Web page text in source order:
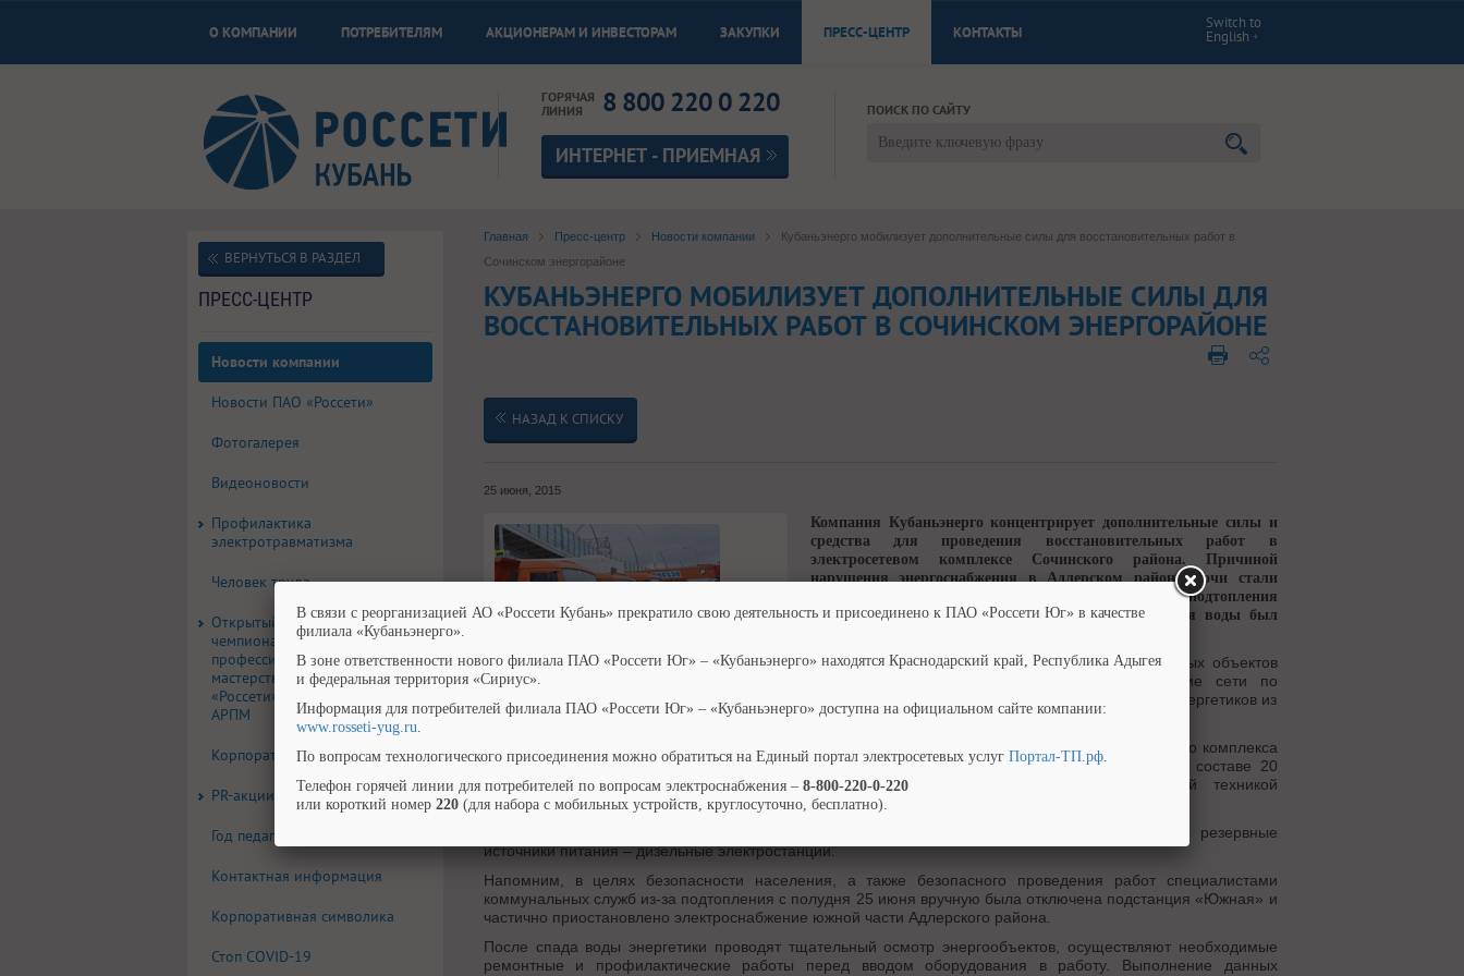
О КОМПАНИИ ПОТРЕБИТЕЛЯМ АКЦИОНЕРАМ И ИНВЕСТОРАМ ЗАКУПКИ ПРЕСС-ЦЕНТР КОНТАКТЫ
Switch to
English
ГОРЯЧАЯ
ЛИНИЯ
8 800 220 0 220
ИНТЕРНЕТ - ПРИЕМНАЯ
ПОИСК ПО САЙТУ
Главная Пресс-центр Новости компании
Кубаньэнерго мобилизует дополнительные силы для восстановительных работ в
Сочинском энергорайоне
КУБАНЬЭНЕРГО МОБИЛИЗУЕТ ДОПОЛНИТЕЛЬНЫЕ СИЛЫ ДЛЯ
ВОССТАНОВИТЕЛЬНЫХ РАБОТ В СОЧИНСКОМ ЭНЕРГОРАЙОНЕ
НАЗАД К СПИСКУ
25 июня, 2015
Компания Кубаньэнерго концентрирует дополнительные силы и
средства для проведения восстановительных работ в
электросетевом комплексе Сочинского района. Причиной
нарушения энергоснабжения в Адлерском районе Сочи стали
продолжительные ливневые дожди и, как следствие, подтопления
населенных пунктов района. Резкий подъем уровня воды был
Для обеспечения функционирования электросетевых объектов
в филиал Кубаньэнерго Сочинские электрические сети по
решению руководства Компании оперативно мобилизованы и направлены порядка 25 бригад энергетиков из
всех 11 филиалов Кубаньэнерго.
В ликвидации последствий стихийного бедствия на объектах распределительного электросетевого комплекса
в настоящее время задействовано порядка 70 энергетиков Сочинских электрических сетей в составе 20
бригад, оснащенные всем необходимым оборудованием и материалами, специальной техникой
повышенной проходимости. На помощь привлечены бригады подрядных организаций
Для обеспечения энергоснабжения социально-значимых объектов энергетики используют резервные
источники питания – дизельные электростанции.
Напомним, в целях безопасности населения, а также безопасного проведения работ специалистами
коммунальных служб из-за подтопления с полудня 25 июня вручную была отключена подстанция «Южная» и
частично приостановлено электроснабжение южной части Адлерского района.
После спада воды энергетики проводят тщательный осмотр энергообъектов, осуществляют необходимые
ремонтные и профилактические работы перед вводом оборудования в работу. Выполнение данных
ВЕРНУТЬСЯ В РАЗДЕЛ
ПРЕСС-ЦЕНТР
Новости компании
Новости ПАО «Россети»
Фотогалерея
Видеоновости
Профилактика
электротравматизма
Человек труда
Открытый корпоративный
чемпионат
профессионального
мастерства группы компаний
«Россети» по стандартам
АРПМ
Корпоративная газета
PR-акции, конкурсы
Год педагога и наставника
Контактная информация
Корпоративная символика
Стоп COVID-19
В связи с реорганизацией АО «Россети Кубань» прекратило свою деятельность и присоединено к ПАО «Россети Юг» в качестве
филиала «Кубаньэнерго».
В зоне ответственности нового филиала ПАО «Россети Юг» – «Кубаньэнерго» находятся Краснодарский край, Республика Адыгея
и федеральная территория «Сириус».
Информация для потребителей филиала ПАО «Россети Юг» – «Кубаньэнерго» доступна на официальном сайте компании:
www.rosseti-yug.ru.
По вопросам технологического присоединения можно обратиться на Единый портал электросетевых услуг Портал-ТП.рф.
Телефон горячей линии для потребителей по вопросам электроснабжения – 8-800-220-0-220
или короткий номер 220 (для набора с мобильных устройств, круглосуточно, бесплатно).